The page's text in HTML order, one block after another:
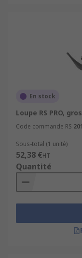
En stock
Loupe RS PRO,
Code commande RS
Sous-total (1 unité)
52,38 €HT
Quantité